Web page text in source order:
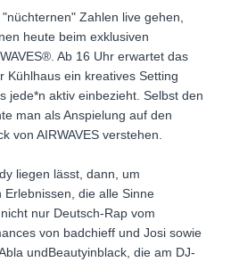
Zahlen live gehen,
heute beim exklusiven
Ab 16 Uhr erwartet das
Kühlhaus ein kreatives Setting
jede*n aktiv einbezieht. Selbst den
man als Anspielung auf den
von AIRWAVES verstehen.
liegen lässt, dann, um
die alle Sinne
nur Deutsch-Rap vom
von badchieff und Josi sowie
undBeautyinblack, die am DJ-